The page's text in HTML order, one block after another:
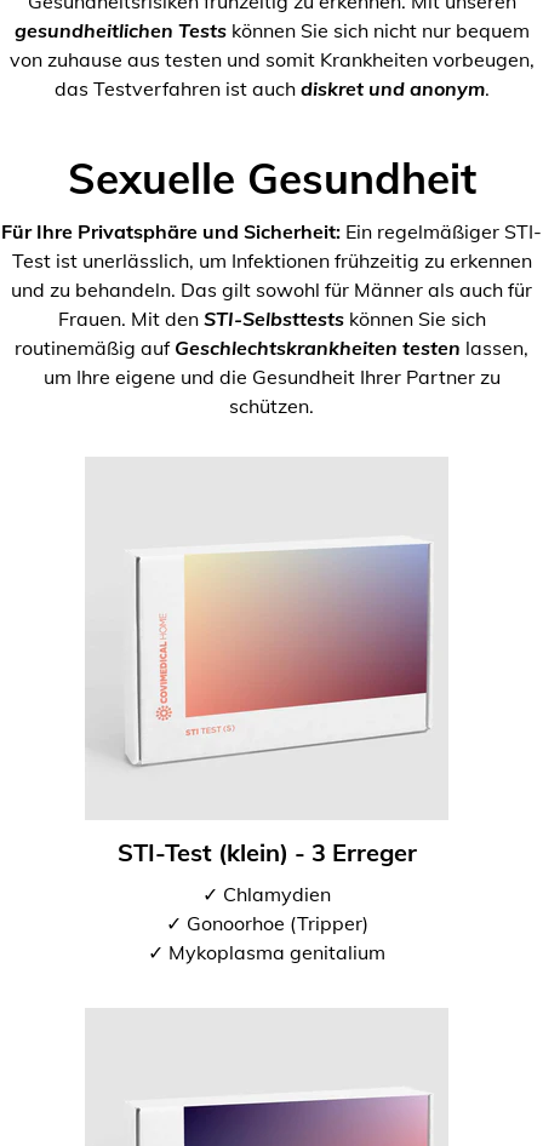
gesundheitlichen Testskönnen Sie sich nicht nur bequem
von zuhause aus testen und somit Krankheiten vorbeugen,
das Testverfahren ist auch diskret und anonym.
Sexuelle Gesundheit
Für Ihre Privatsphäre und Sicherheit: Ein regelmäßiger STI-
Test ist unerlässlich, um Infektionen frühzeitig zu erkennen
und zu behandeln. Das gilt sowohl für Männer als auch für
Frauen. Mit den STI-Selbsttestskönnen Sie sich
routinemäßig auf Geschlechtskrankheiten testen lassen,
um Ihre eigene und die Gesundheit Ihrer Partner zu
schützen.
STI-Test (klein) - 3 Erreger
✓ Chlamydien
✓ Gonoorhoe (Tripper)
✓ Mykoplasma genitalium